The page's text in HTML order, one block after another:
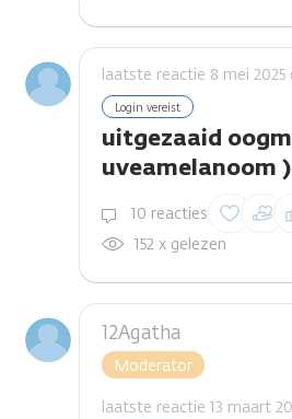
laatste reactie 8 mei 2025
Login vereist
uitgezaaid
uveamelanoom )
10 reacties Inloggen
reactie te
152 x gelezen
12Agatha
Moderator
laatste reactie 13 maart